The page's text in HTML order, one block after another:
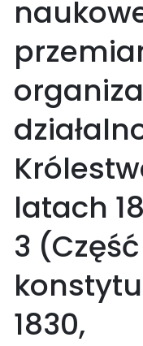
latach
3
1830,